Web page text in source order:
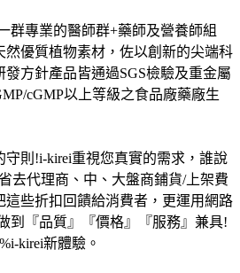
群專業的醫師群+藥師及營養師組
然優質植物素材，佐以創新的尖端科
方針產品皆通過SGS檢驗及重金屬
cGMP以上等級之食品廠藥廠生
守則!i-kirei重視您真實的需求，誰說
去代理商、中、大盤商鋪貨/上架費
這些折扣回饋給消費者，更運用網路
到『品質』『價格』『服務』兼具!
kirei新體驗。